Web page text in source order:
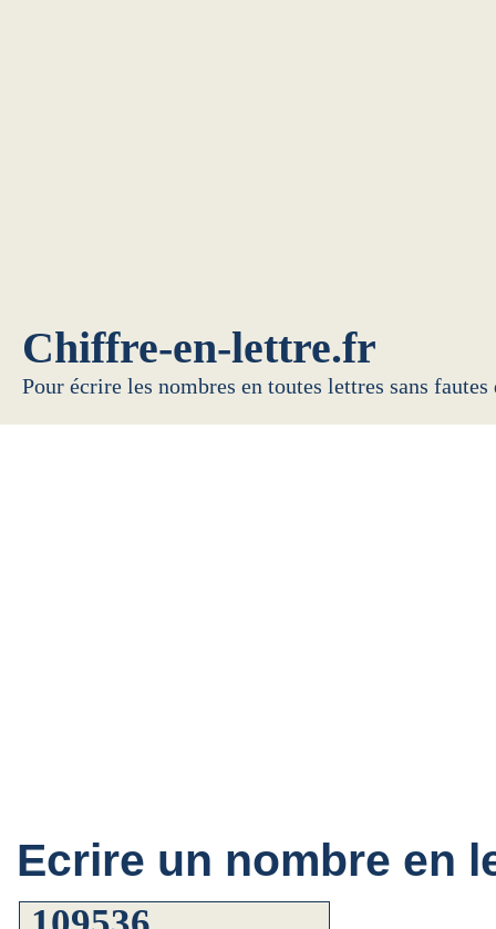
Chiffre-en-lettre.fr
Pour écrire les nombres en toutes lettres sans
Ecrire un nombre en